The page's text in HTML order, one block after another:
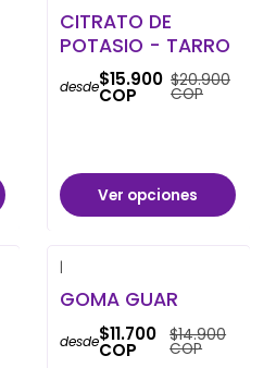
CITRATO DE
POTASIO - TARRO
desde$15.900
COP
$20.900
COP
Ver opciones
|
GOMA GUAR
desde$11.700
COP
$14.900
COP